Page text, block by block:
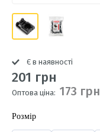
Є в наявності
201 грн
Оптова ціна: 173 грн
Розмір